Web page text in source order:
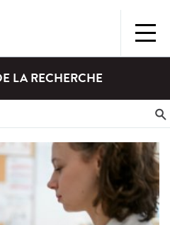
LA RECHERCHE